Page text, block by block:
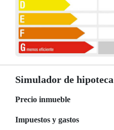
Simulador de hipoteca
Precio inmueble
Impuestos y gastos